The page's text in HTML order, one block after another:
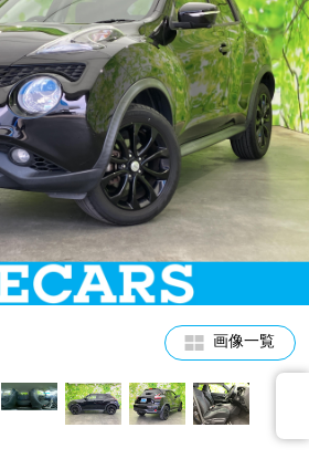
ニュー
ポート体制
採用情報
733-500
画像一覧